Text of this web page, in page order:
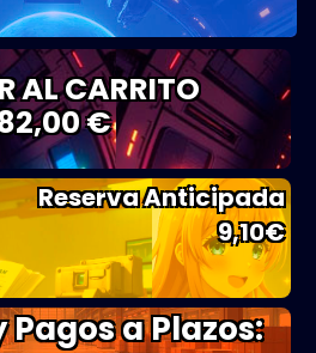
AL CARRITO
€
Reserva Anticipada
9,10€
Pagos a Plazos: